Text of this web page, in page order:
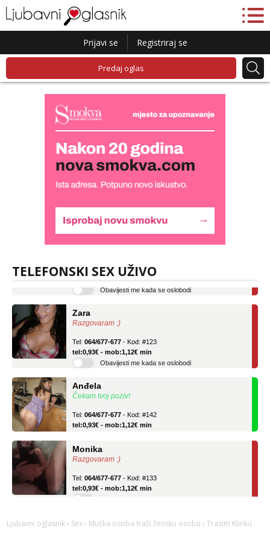
Prijavi se Registriraj se
Predaj oglas
TELEFONSKI SEX UŽIVO
tel:0,93€ - mob:1,12€ min
Razgovaram :)
tel:0,93€ - mob:1,12€ min
Obavijesti me kada se oslobodi
Čekam tvoj poziv!
tel:0,93€ - mob:1,12€ min
Razgovaram :)
tel:0,93€ - mob:1,12€ min
Obavijesti me kada se oslobodi
Razgovaram :)
Ljubavni oglasnik › Sex › Muška osoba traži žensku osobu › Trazim Klinku